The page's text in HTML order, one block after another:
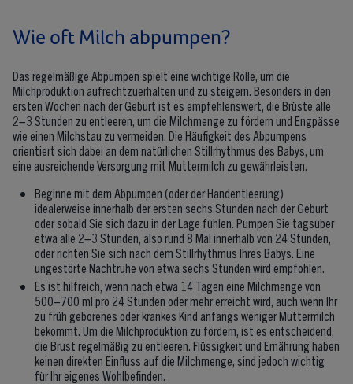
Wie oft Milch abpumpen?
Das regelmäßige Abpumpen spielt eine wichtige Rolle, um die
Milchproduktion aufrechtzuerhalten und zu steigern. Besonders in den
ersten Wochen nach der Geburt ist es empfehlenswert, die Brüste alle
2–3 Stunden zu entleeren, um die Milchmenge zu fördern und Engpässe
wie einen Milchstau zu vermeiden. Die Häufigkeit des Abpumpens
orientiert sich dabei an dem natürlichen Stillrhythmus des Babys, um
eine ausreichende Versorgung mit Muttermilch zu gewährleisten.
Beginne mit dem Abpumpen (oder der Handentleerung)
idealerweise innerhalb der ersten sechs Stunden nach der Geburt
oder sobald Sie sich dazu in der Lage fühlen. Pumpen Sie tagsüber
etwa alle 2–3 Stunden, also rund 8 Mal innerhalb von 24 Stunden,
oder richten Sie sich nach dem Stillrhythmus Ihres Babys. Eine
ungestörte Nachtruhe von etwa sechs Stunden wird empfohlen.
Es ist hilfreich, wenn nach etwa 14 Tagen eine Milchmenge von
500–700 ml pro 24 Stunden oder mehr erreicht wird, auch wenn Ihr
zu früh geborenes oder krankes Kind anfangs weniger Muttermilch
bekommt. Um die Milchproduktion zu fördern, ist es entscheidend,
die Brust regelmäßig zu entleeren. Flüssigkeit und Ernährung haben
keinen direkten Einfluss auf die Milchmenge, sind jedoch wichtig
für Ihr eigenes Wohlbefinden.